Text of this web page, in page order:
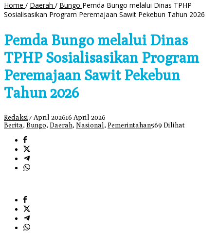
Home / Daerah / Bungo Pemda Bungo melalui Dinas TPHP
Sosialisasikan Program Peremajaan Sawit Pekebun Tahun 2026
Pemda Bungo melalui Dinas
TPHP Sosialisasikan Program
Peremajaan Sawit Pekebun
Tahun 2026
Redaksi7 April 202616 April 2026
Berita, Bungo, Daerah, Nasional , Pemerintahan569 Dilihat